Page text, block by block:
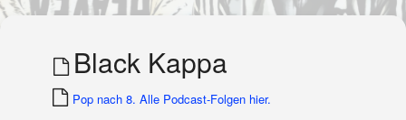
Black Kappa
Pop nach 8. Alle Podcast-Folgen hier.